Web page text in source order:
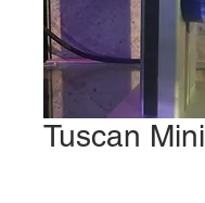
Tuscan Mini